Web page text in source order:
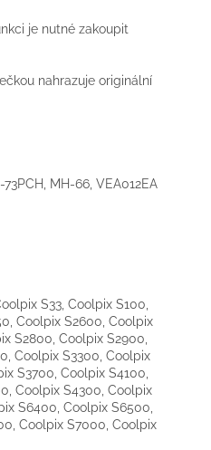
je nutné zakoupit
nahrazuje originální
73PCH, MH-66, VEA012EA
S33, Coolpix S100,
Coolpix S2600, Coolpix
S2800, Coolpix S2900,
Coolpix S3300, Coolpix
S3700, Coolpix S4100,
Coolpix S4300, Coolpix
S6400, Coolpix S6500,
Coolpix S7000, Coolpix